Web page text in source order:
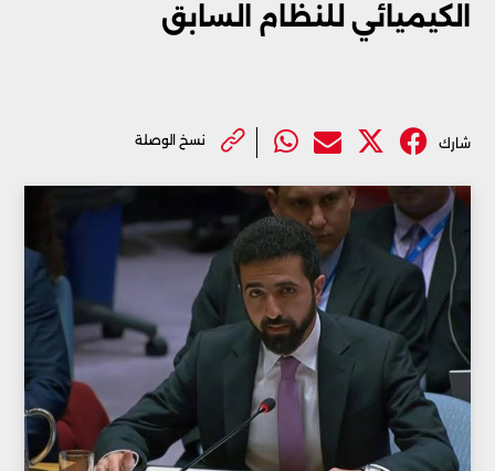
الكيميائي للنظام السابق
شارك نسخ الوصلة